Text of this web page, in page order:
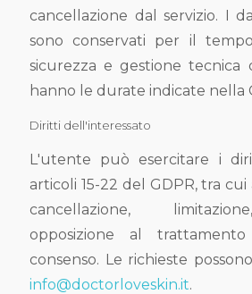
cancellazione dal servizio. I
sono conservati per il
sicurezza e gestione tecnica
hanno le durate indicate nella
Diritti dell'interessato
L'utente può esercitare i
articoli 15-22 del GDPR, tra cui
cancellazione,
opposizione al
consenso. Le richieste
info@doctorloveskin.it.